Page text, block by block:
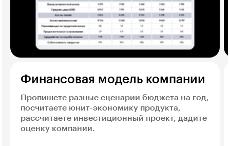
Финансовая модель компании
Пропишете разные сценарии бюджета на год,
посчитаете юнит-экономику продукта,
рассчитаете инвестиционный проект, дадите
оценку компании.